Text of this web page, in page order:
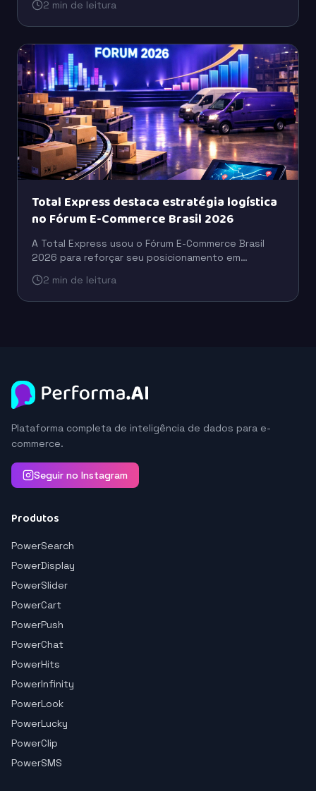
engajamento do público.
2 min de leitura
Total Express destaca estratégia logística
no Fórum E-Commerce Brasil 2026
A Total Express usou o Fórum E-Commerce Brasil
2026 para reforçar seu posicionamento em
escala e suporte ao varejo digital.
2 min de leitura
Plataforma completa de inteligência de dados para e-
commerce.
Seguir no Instagram
Produtos
PowerSearch
PowerDisplay
PowerSlider
PowerCart
PowerPush
PowerChat
PowerHits
PowerInfinity
PowerLook
PowerLucky
PowerClip
PowerSMS